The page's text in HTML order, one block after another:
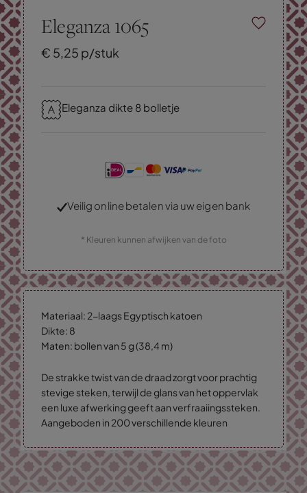
Eleganza 1065
€ 5,25 p/stuk
Eleganza dikte 8 bolletje
Veilig online betalen via uw eigen bank
* Kleuren kunnen afwijken van de foto
Materiaal: 2-laags Egyptisch katoen
Dikte: 8
Maten: bollen van 5 g (38,4 m)
De strakke twist van de draad zorgt voor prachtig
stevige steken, terwijl de glans van het oppervlak
een luxe afwerking geeft aan verfraaiingssteken.
Aangeboden in 200 verschillende kleuren